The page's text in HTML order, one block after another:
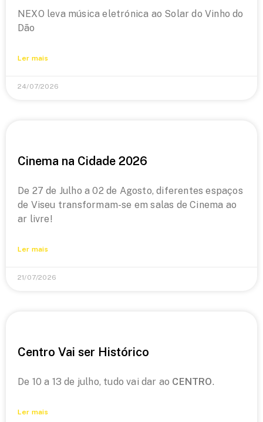
NEXO leva música eletrónica ao Solar do Vinho do
Dão
Ler mais
24/07/2026
Cinema na Cidade 2026
De 27 de Julho a 02 de Agosto, diferentes espaços
de Viseu transformam-se em salas de Cinema ao
ar livre!
Ler mais
21/07/2026
Centro Vai ser Histórico
De 10 a 13 de julho, tudo vai dar ao CENTRO.
Ler mais